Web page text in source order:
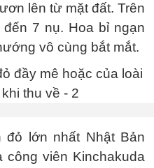
lên từ mặt đất. Trên
7 nụ. Hoa bỉ ngạn
vô cùng bắt mắt.
đỏ lớn nhất Nhật Bản
công viên Kinchakuda